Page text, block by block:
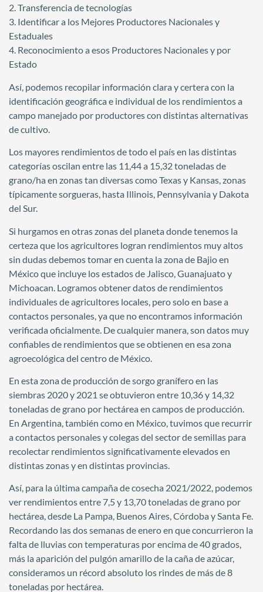
2. Transferencia de tecnologías
3. Identificar a los Mejores Productores Nacionales y
Estaduales
4. Reconocimiento a esos Productores Nacionales y por
Estado
Así, podemos recopilar información clara y certera con la
identificación geográfica e individual de los rendimientos a
campo manejado por productores con distintas alternativas
de cultivo.
Los mayores rendimientos de todo el país en las distintas
categorías oscilan entre las 11,44 a 15,32 toneladas de
grano/ha en zonas tan diversas como Texas y Kansas, zonas
típicamente sorgueras, hasta Illinois, Pennsylvania y Dakota
del Sur.
Si hurgamos en otras zonas del planeta donde tenemos la
certeza que los agricultores logran rendimientos muy altos
sin dudas debemos tomar en cuenta la zona de Bajio en
México que incluye los estados de Jalisco, Guanajuato y
Michoacan. Logramos obtener datos de rendimientos
individuales de agricultores locales, pero solo en base a
contactos personales, ya que no encontramos información
verificada oficialmente. De cualquier manera, son datos muy
confiables de rendimientos que se obtienen en esa zona
agroecológica del centro de México.
En esta zona de producción de sorgo granífero en las
siembras 2020 y 2021 se obtuvieron entre 10,36 y 14,32
toneladas de grano por hectárea en campos de producción.
En Argentina, también como en México, tuvimos que recurrir
a contactos personales y colegas del sector de semillas para
recolectar rendimientos significativamente elevados en
distintas zonas y en distintas provincias.
Así, para la última campaña de cosecha 2021/2022, podemos
ver rendimientos entre 7,5 y 13,70 toneladas de grano por
hectárea, desde La Pampa, Buenos Aires, Córdoba y Santa Fe.
Recordando las dos semanas de enero en que concurrieron la
falta de lluvias con temperaturas por encima de 40 grados,
más la aparición del pulgón amarillo de la caña de azúcar,
consideramos un récord absoluto los rindes de más de 8
toneladas por hectárea.